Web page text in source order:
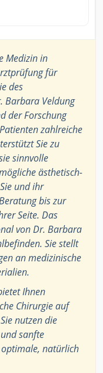
Medizin in
für
des
Barbara Veldung
der Forschung
zahlreiche
Sie zu
sinnvolle
ästhetisch-
und ihr
bis zur
Seite. Das
von Dr. Barbara
Sie stellt
an medizinische
Ihnen
Chirurgie auf
nutzen die
sanfte
natürlich